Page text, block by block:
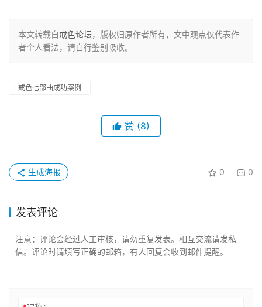
本文转载自戒色论坛，版权归原作者所有，文中观点仅代表作
者个人看法，请自行鉴别吸收。
戒色七部曲成功案例
赞 (8)
0 0
生成海报
发表评论